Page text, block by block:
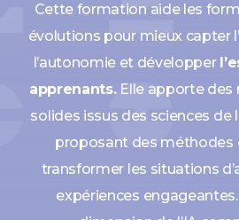
Cette formation aide les
évolutions pour mieux capter
l’autonomie et développer
apprenants.Elle apporte des
solides issus des sciences de
proposant des méthodes
transformer les situations
expériences